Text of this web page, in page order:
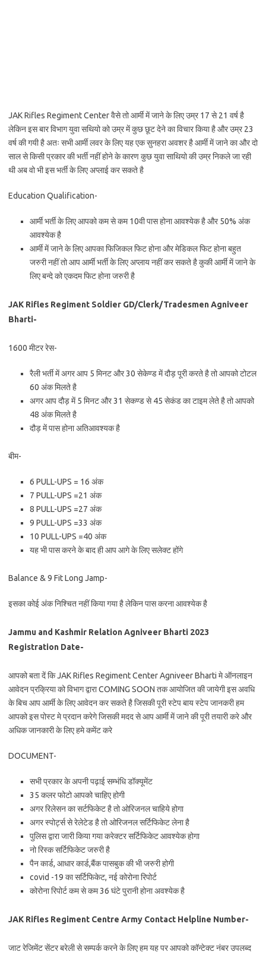
JAK Rifles Regiment Center वैसे तो आर्मी में जाने के लिए उम्र 17 से 21 वर्ष है
लेकिन इस बार विभाग युवा सथियो को उम्र में कुछ छूट देने का विचार किया है और उम्र 23
वर्ष की गयी है अतः सभी आर्मी लवर के लिए यह एक सुनहरा अवशर है आर्मी में जाने का और दो
साल से किसी प्रकार की भर्ती नहीं होने के कारण कुछ युवा साथियो की उम्र निकले जा रही
थी अब वो भी इस भर्ती के लिए अप्लाई कर सकते है
Education Qualification-
आर्मी भर्ती के लिए आपको कम से कम 10वी पास होना आवश्येक है और 50% अंक
आवश्येक है
आर्मी में जाने के लिए आपका फिजिकल फिट होना और मेडिकल फिट होना बहुत
जरुरी नहीं तो आप आर्मी भर्ती के लिए अप्लाय नहीं कर सकते है कुकी आर्मी में जाने के
लिए बन्दे को एकदम फिट होना जरुरी है
JAK Rifles Regiment Soldier GD/Clerk/Tradesmen Agniveer
Bharti-
1600 मीटर रेस-
रैली भर्ती में अगर आप 5 मिनट और 30 सेकेण्ड में दौड़ पूरी करते है तो आपको टोटल
60 अंक मिलते है
अगर आप दौड़ में 5 मिनट और 31 सेकण्ड से 45 सेकंड का टाइम लेते है तो आपको
48 अंक मिलते है
दौड़ में पास होना अतिआवश्यक है
बीम-
6 PULL-UPS = 16 अंक
7 PULL-UPS =21 अंक
8 PULL-UPS =27 अंक
9 PULL-UPS =33 अंक
10 PULL-UPS =40 अंक
यह भी पास करने के बाद ही आप आगे के लिए सलेक्ट होंगे
Balance & 9 Fit Long Jamp-
इसका कोई अंक निश्चित नहीं किया गया है लेकिन पास करना आवश्येक है
Jammu and Kashmir Relation Agniveer Bharti 2023
Registration Date-
आपको बता दें कि JAK Rifles Regiment Center Agniveer Bharti मे ऑनलाइन
आवेदन प्रक्रिया को विभाग द्वारा COMING SOON तक आयोजित की जायेगी इस अवधि
के बिच आप आर्मी के लिए आवेदन कर सकते है जिसकी पूरी स्टेप बाय स्टेप जानकरी हम
आपको इस पोस्ट मे प्रदान करेगे जिसकी मदद से आप आर्मी में जाने की पूरी तयारी करे और
अधिक जानकारी के लिए हमे कमेंट करे
DOCUMENT-
सभी प्रकार के अपनी पढ़ाई सम्भंधि डॉक्यूमेंट
35 कलर फोटो आपको चाहिए होगी
अगर रिलेसन का सर्टफिकेट है तो ओरिजनल चाहिये होगा
अगर स्पोर्ट्स से रेलेटेड है तो ओरिजनल सर्टिफिकेट लेना है
पुलिस द्वारा जारी किया गया करेक्टर सर्टिफिकेट आवश्येक होगा
नो रिस्क सर्टिफिकेट जरुरी है
पैन कार्ड, आधार कार्ड,बैंक पासबुक की भी जरुरी होगी
covid -19 का सर्टिफिकेट, नई कोरोना रिपोर्ट
कोरोना रिपोर्ट कम से कम 36 घंटे पुरानी होना अवश्येक है
JAK Rifles Regiment Centre Army Contact Helpline Number-
जाट रेजिमेंट सेंटर बरेली से सम्पर्क करने के लिए हम यह पर आपको कॉन्टेक्ट नंबर उपलब्द